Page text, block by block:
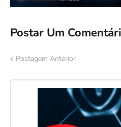
Postar Um
Postagem Anterior